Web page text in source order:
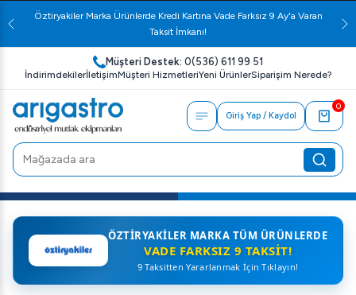
Öztiryakiler Marka Ürünlerde Kredi Kartına Vade Farksız 9 Ay'a Varan
Taksit İmkanı!
Müşteri Destek: 0(536) 611 99 51
İndirimdekilerİletişimMüşteri HizmetleriYeni ÜrünlerSiparişim Nerede?
Giriş Yap / Kaydol
0
ÖZTIRYAKILER MARKA TÜM ÜRÜNLERDE
VADE FARKSIZ 9 TAKSIT!
9 Taksitten Yararlanmak İçin Tıklayın!